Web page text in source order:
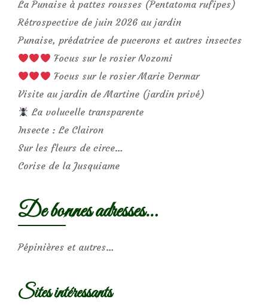
La Punaise à pattes rousses (Pentatoma rufipes)
Rétrospective de juin 2026 au jardin
Punaise, prédatrice de pucerons et autres insectes
Focus sur le rosier Nozomi
Focus sur le rosier Marie Dermar
Visite au jardin de Martine (jardin privé)
La volucelle transparente
Insecte : Le Clairon
Sur les fleurs de circe…
Corise de la Jusquiame
De bonnes adresses…
Pépinières et autres…
Sites intéressants